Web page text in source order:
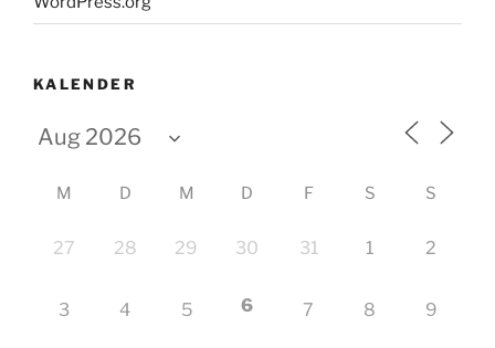
KALENDER
M D M D F S S
27 28 29 30 31 1 2
3 4 5 6 7 8 9